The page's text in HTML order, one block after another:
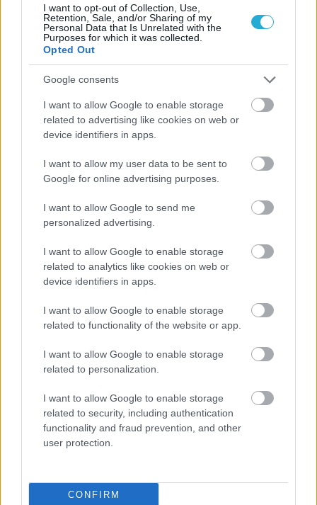
I want to opt-out of Collection, Use,
Retention, Sale, and/or Sharing of my
Personal Data that Is Unrelated with the
Purposes for which it was collected.
Opted Out
Google consents
I want to allow Google to enable storage
related to advertising like cookies on web or
device identifiers in apps.
I want to allow my user data to be sent to
Google for online advertising purposes.
I want to allow Google to send me
personalized advertising.
I want to allow Google to enable storage
related to analytics like cookies on web or
device identifiers in apps.
I want to allow Google to enable storage
related to functionality of the website or app.
I want to allow Google to enable storage
related to personalization.
I want to allow Google to enable storage
related to security, including authentication
functionality and fraud prevention, and other
user protection.
CONFIRM
ΡΟΗ ΕΙΔΗΣΕΩΝ
«Αντίο» με ήττα για τις διεθνείς μας στο τουρνουά του
Ουρμπίνο
06/08/2026
Το πάλεψε μέχρι τέλους η Εθνική γυναικών κόντρα
στην Ιταλία Β’
06/08/2026
Η FIVB σχεδιάζει να διοργανώσει το Παγκόσμιο
Πρωτάθλημα τον Δεκέμβριο – Αντιδρούν οι σύλλογοι
06/08/2026
με τον «Ιπτάμενο Ολλανδό» Βίλτενμπουργκ
05/08/2026
Ισόπαλο το πρωτο φιλικό τεστ της Εθνικής στο
Ουρμπίνο
Προς στρατηγική συνεργασία ΠΑΣΑΠΠ και
Πανεπιστημίου Πατρών